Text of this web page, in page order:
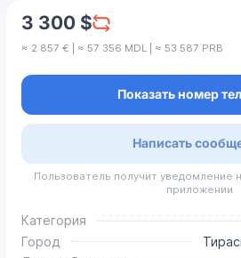
3 300 $
≈ 2 857 € | ≈ 57 356 MDL | ≈ 53 587 PRB
Показать номер
Написать
Пользователь получит уведомление
приложении
Категория
Город